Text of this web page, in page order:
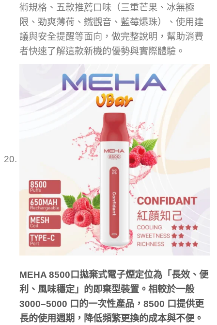
術規格、五款推薦口味（三重芒果、冰無極
限、勁爽薄荷、鐵觀音、藍莓爆珠）、使用建
議與安全提醒等面向，做完整說明，幫助消費
者快速了解這款新機的優勢與實際體驗。
MEHA 8500口拋棄式電子煙定位為「長效、便
利、風味穩定」的即棄型裝置。相較於一般
3000–5000 口的一次性產品，8500 口提供更
長的使用週期，降低頻繁更換的成本與不便。